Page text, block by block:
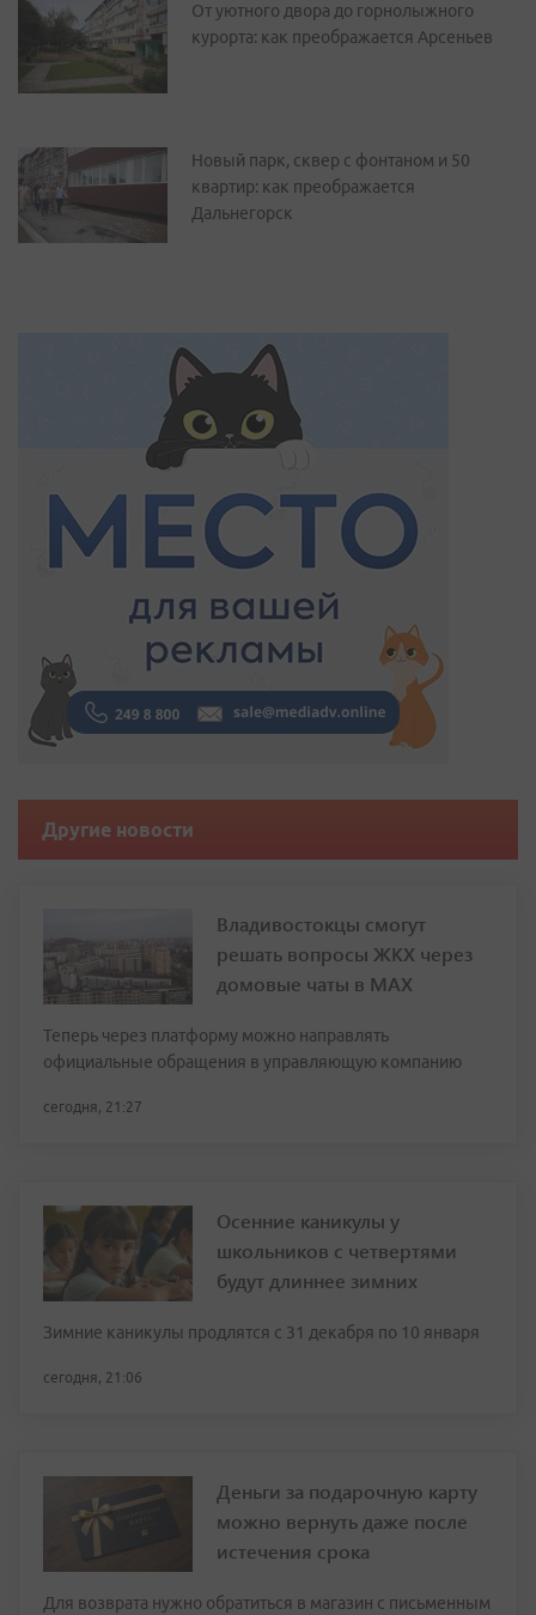
От уютного двора до горнолыжного
курорта: как преображается Арсеньев
Новый парк, сквер с фонтаном и 50
квартир: как преображается
Дальнегорск
Другие новости
Владивостокцы смогут
решать вопросы ЖКХ через
домовые чаты в МАХ
Теперь через платформу можно направлять
официальные обращения в управляющую компанию
сегодня, 21:27
Осенние каникулы у
школьников с четвертями
будут длиннее зимних
Зимние каникулы продлятся с 31 декабря по 10 января
сегодня, 21:06
Деньги за подарочную карту
можно вернуть даже после
истечения срока
Для возврата нужно обратиться в магазин с письменным